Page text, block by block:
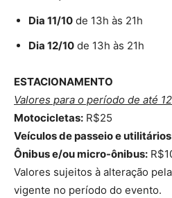
Dia 11/10 de 13h às 21h
Dia 12/10 de 13h às 21h
ESTACIONAMENTO
Valores para o período de até
Motocicletas: R$25
Veículos de passeio e
Ônibus e/ou micro-ônibus:
Valores sujeitos à alteração pela
vigente no período do evento.